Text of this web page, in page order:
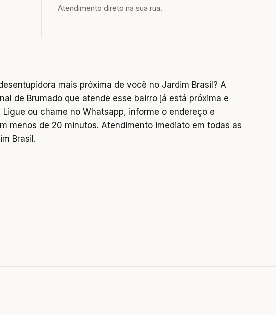
Atendimento direto na sua rua.
mais próxima de você no Jardim Brasil? A
de Brumado que atende esse bairro já está próxima e
Ligue ou chame no Whatsapp, informe o endereço e
menos de 20 minutos. Atendimento imediato em todas as
Brasil.